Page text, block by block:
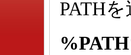
PATH